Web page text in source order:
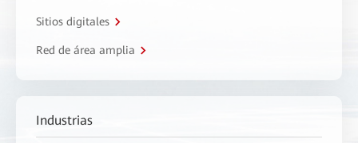
Sitios digitales
Red de área amplia
Industrias